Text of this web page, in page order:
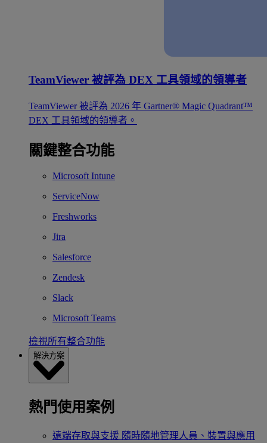
TeamViewer 被評為 DEX 工具領域的領導者
TeamViewer 被評為 2026 年 Gartner® Magic Quadrant™
DEX 工具領域的領導者。
關鍵整合功能
Microsoft Intune
ServiceNow
Freshworks
Jira
Salesforce
Zendesk
Slack
Microsoft Teams
檢視所有整合功能
解決方案
熱門使用案例
遠端存取與支援 隨時隨地管理人員、裝置與應用